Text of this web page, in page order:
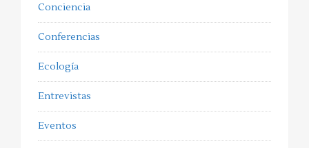
Conciencia
Conferencias
Ecología
Entrevistas
Eventos